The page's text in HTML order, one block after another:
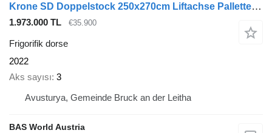
Krone SD Doppelstock 250x270cm Liftachse Pallettenkasten
1.973.000 TL €35.900
Frigorifik dorse
2022
Aks sayısı 3
Avusturya, Gemeinde Bruck an der Leitha
BAS World Austria